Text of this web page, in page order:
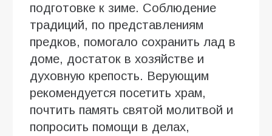
подготовке к зиме. Соблюдение
традиций, по представлениям
предков, помогало сохранить лад в
доме, достаток в хозяйстве и
духовную крепость. Верующим
рекомендуется посетить храм,
почтить память святой молитвой и
попросить помощи в делах,